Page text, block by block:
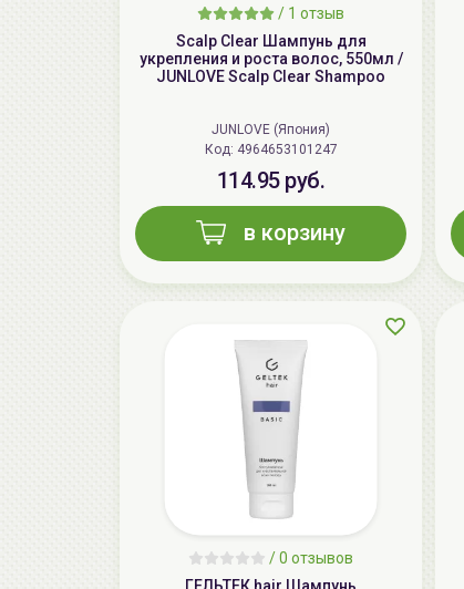
/ 1 отзыв
Scalp Clear Шампунь для
укрепления и роста волос, 550мл /
JUNLOVE Scalp Clear Shampoo
JUNLOVE (Япония)
Код: 4964653101247
114.95 руб.
в корзину
/0 отзывов